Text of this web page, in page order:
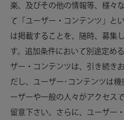
楽、及びその他の情報等、様々
て「ユーザー・コンテンツ」と
は掲載することを、随時、募集
す。追加条件において別途定め
ザー・コンテンツは、引き続き
だし、ユーザー･コンテンツは
ーザーや一般の人々がアクセス
留意下さい。さらに、ユーザー